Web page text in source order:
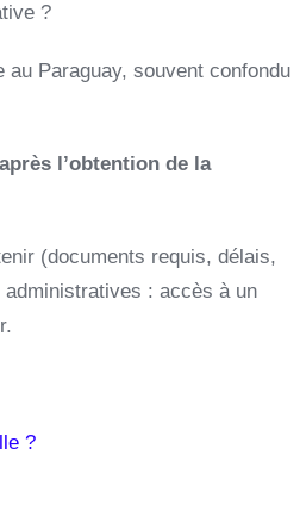
?
au Paraguay, souvent confondu
l’obtention de la
(documents requis, délais,
: accès à un
?